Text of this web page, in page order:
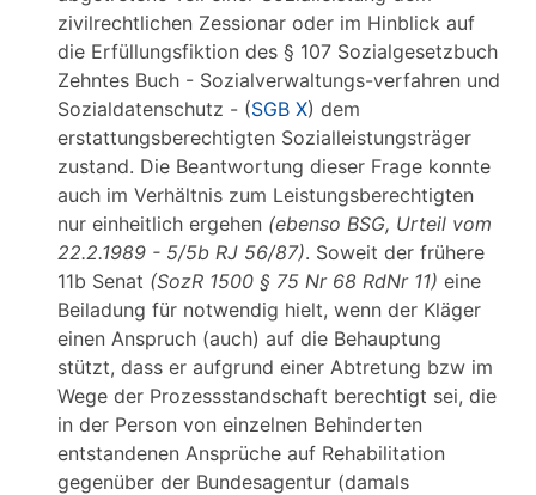
zivilrechtlichen Zessionar oder im Hinblick auf
die Erfüllungsfiktion des § 107 Sozialgesetzbuch
Zehntes Buch - Sozialverwaltungs-verfahren und
Sozialdatenschutz - (SGB X) dem
erstattungsberechtigten Sozialleistungsträger
zustand. Die Beantwortung dieser Frage konnte
auch im Verhältnis zum Leistungsberechtigten
nur einheitlich ergehen (ebenso BSG, Urteil vom
22.2.1989 - 5/5b RJ 56/87). Soweit der frühere
11b Senat (SozR 1500 § 75 Nr 68 RdNr 11) eine
Beiladung für notwendig hielt, wenn der Kläger
einen Anspruch (auch) auf die Behauptung
stützt, dass er aufgrund einer Abtretung bzw im
Wege der Prozessstandschaft berechtigt sei, die
in der Person von einzelnen Behinderten
entstandenen Ansprüche auf Rehabilitation
gegenüber der Bundesagentur (damals